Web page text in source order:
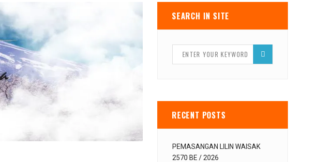
SEARCH IN SITE
RECENT POSTS
PEMASANGAN LILIN WAISAK
2570 BE / 2026